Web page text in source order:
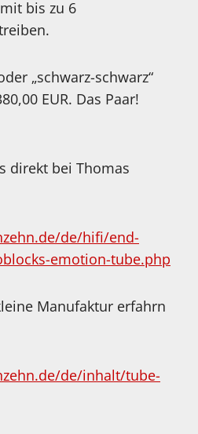
bis zu 6
„schwarz-schwarz“
EUR. Das Paar!
direkt bei Thomas
de/hifi/end-
emotion-tube.php
Manufaktur erfahrn
de/inhalt/tube-